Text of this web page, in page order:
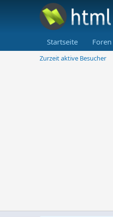
Startseite Foren
Zurzeit aktive Besucher